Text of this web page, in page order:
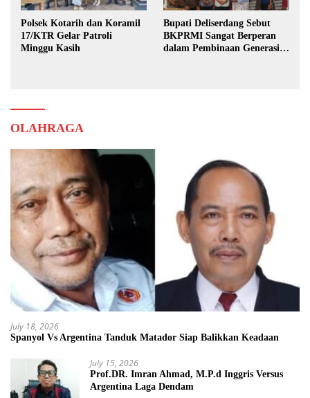
Polsek Kotarih dan Koramil
17/KTR Gelar Patroli
Minggu Kasih
Bupati Deliserdang Sebut
BKPRMI Sangat Berperan
dalam Pembinaan Generasi
OLAHRAGA
July 18, 2026
Spanyol Vs Argentina Tanduk Matador Siap Balikkan Keadaan
July 15, 2026
Prof.DR. Imran Ahmad, M.P.d Inggris Versus
Argentina Laga Dendam